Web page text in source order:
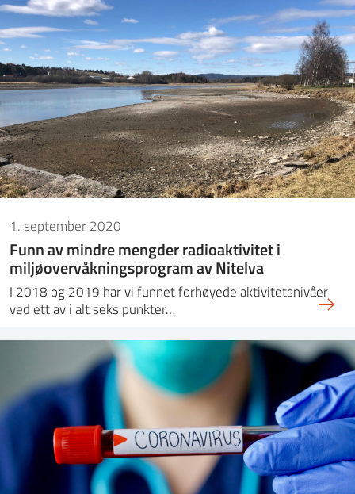
1. september 2020
Funn av mindre mengder radioaktivitet i
miljøovervåkningsprogram av Nitelva
I 2018 og 2019 har vi funnet forhøyede aktivitetsnivåer
ved ett av i alt seks punkter…